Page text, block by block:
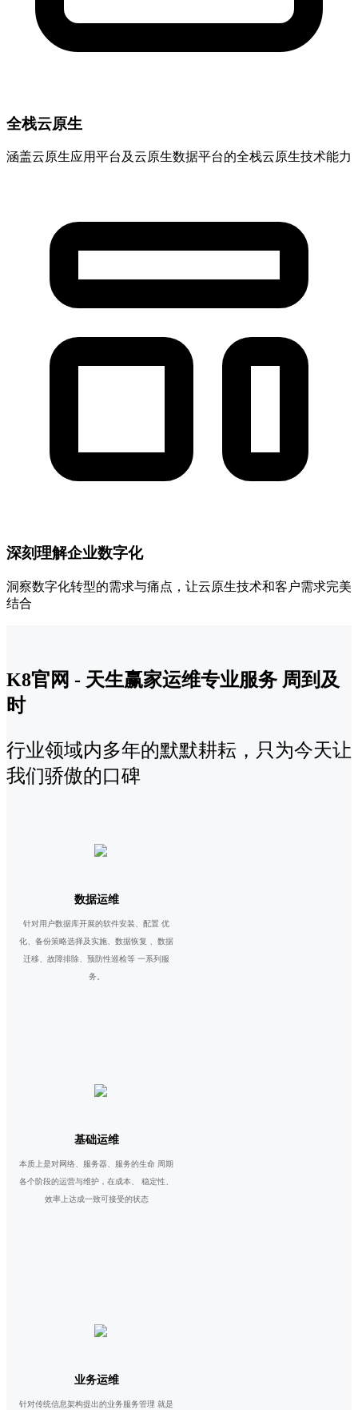
全栈云原生
涵盖云原生应用平台及云原生数据平台的全栈云原生技术能力
深刻理解企业数字化
洞察数字化转型的需求与痛点，让云原生技术和客户需求完美
结合
K8官网 - 天生赢家运维专业服务 周到及
时
行业领域内多年的默默耕耘，只为今天让
我们骄傲的口碑
数据运维
针对用户数据库开展的软件安装、配置 优
化、备份策略选择及实施、数据恢复 、数据
迁移、故障排除、预防性巡检等 一系列服
务。
基础运维
本质上是对网络、服务器、服务的生命 周期
各个阶段的运营与维护，在成本、 稳定性、
效率上达成一致可接受的状态
业务运维
针对传统信息架构提出的业务服务管理 就是